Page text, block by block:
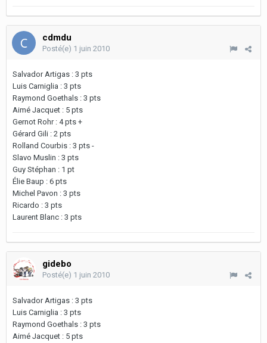
cdmdu
Posté(e) 1 juin 2010
Salvador Artigas : 3 pts
Luis Carniglia : 3 pts
Raymond Goethals : 3 pts
Aimé Jacquet : 5 pts
Gernot Rohr : 4 pts +
Gérard Gili : 2 pts
Rolland Courbis : 3 pts -
Slavo Muslin : 3 pts
Guy Stéphan : 1 pt
Élie Baup : 6 pts
Michel Pavon : 3 pts
Ricardo : 3 pts
Laurent Blanc : 3 pts
gidebo
Posté(e) 1 juin 2010
Salvador Artigas : 3 pts
Luis Carniglia : 3 pts
Raymond Goethals : 3 pts
Aimé Jacquet : 5 pts